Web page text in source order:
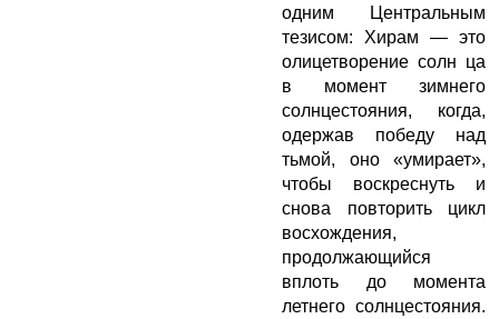
одним Центральным
тезисом: Хирам — это
олицетворение солн ца
в момент зимнего
солнцестояния, когда,
одержав победу над
тьмой, оно «умирает»,
чтобы воскреснуть и
снова повторить цикл
восхождения,
продолжающийся
вплоть до момента
летнего солнцестояния.